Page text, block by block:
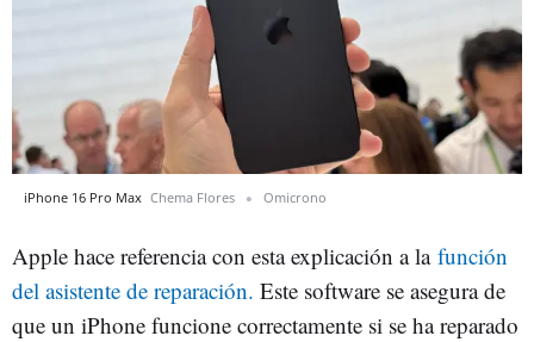
iPhone 16 Pro Max Chema Flores Omicrono
Apple hace referencia con esta explicación a lafunción
del asistente de reparación. Este software se asegura de
que un ‌iPhone‌ funcione correctamente si se ha reparado